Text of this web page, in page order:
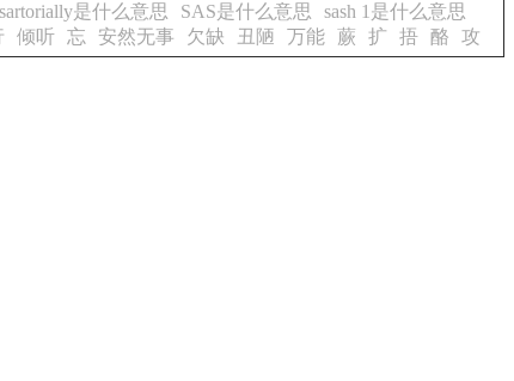
sartorially是什么意思 SAS是什么意思
sash 1是什么意思
倾听 忘 安然无事 欠缺 丑陋 万能 蕨 扩 捂 酪 攻